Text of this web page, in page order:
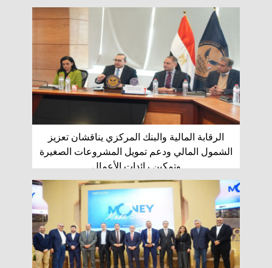
الرقابة المالية والبنك المركزي يناقشان تعزيز
الشمول المالي ودعم تمويل المشروعات الصغيرة
وتمكين رائدات الأعمال